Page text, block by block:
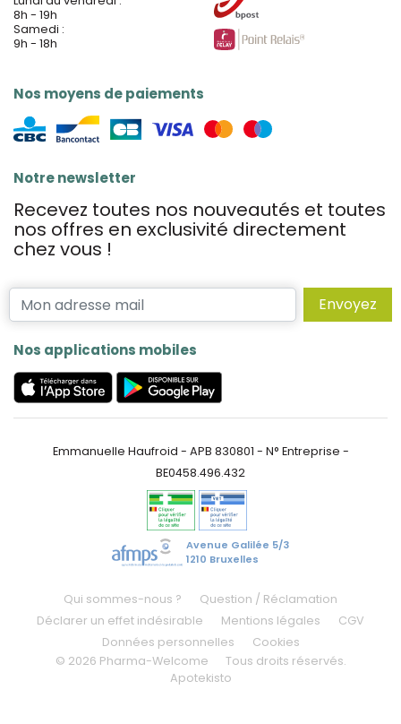
8h - 19h
Samedi :
9h - 18h
Nos moyens de paiements
Notre newsletter
Recevez toutes nos nouveautés et toutes
nos offres en exclusivité directement
chez vous !
Envoyez
Nos applications mobiles
Emmanuelle Haufroid - APB 830801 - N° Entreprise -
BE0458.496.432
Avenue Galilée 5/3
1210 Bruxelles
Qui sommes-nous ?
Question / Réclamation
Déclarer un effet indésirable
Mentions légales
CGV
Données personnelles
Cookies
© 2026 Pharma-Welcome
Tous droits réservés.
Apotekisto